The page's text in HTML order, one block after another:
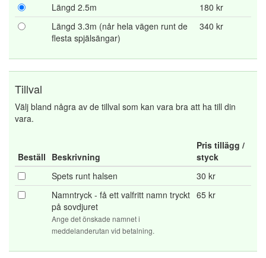
Längd 2.5m
180 kr
Längd 3.3m (når hela vägen runt de
flesta spjälsängar)
340 kr
Tillval
Välj bland några av de tillval som kan vara bra att ha till din
vara.
Beställ Beskrivning
Pris tillägg /
styck
Spets runt halsen
30 kr
Namntryck - få ett valfritt namn tryckt
på sovdjuret
Ange det önskade namnet i
meddelanderutan vid betalning.
65 kr